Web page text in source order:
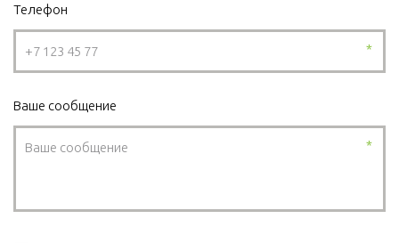
Телефон
*
Ваше сообщение
*